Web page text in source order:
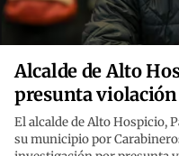
Alcalde de Alto
presunta violación
El alcalde de Alto Hospicio,
su municipio por